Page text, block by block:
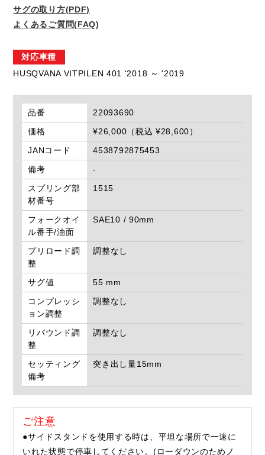
サグの取り方(PDF)
よくあるご質問(FAQ)
対応車種
HUSQVANA VITPILEN 401 '2018 ～ '2019
品番
22093690
価格
¥26,000（税込 ¥28,600）
JANコード
4538792875453
備考
-
スプリング部
材番号
1515
フォークオイ
ル番手/油面
SAE10 / 90mm
プリロード調
整
調整なし
サグ値
55 mm
コンプレッシ
ョン調整
調整なし
リバウンド調
整
調整なし
セッティング
備考
突き出し量15mm
ご注意
●サイドスタンドを使用する時は、平坦な場所で一速に
いれた状態で停車してください。(ローダウンのためノ